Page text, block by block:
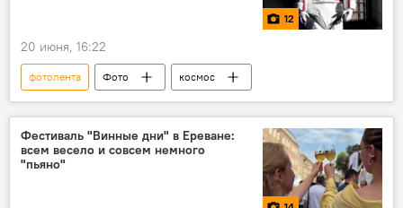
12
20 июня, 16:22
фотолента Фото космос
Фестиваль "Винные дни" в Ереване:
всем весело и совсем немного
"пьяно"